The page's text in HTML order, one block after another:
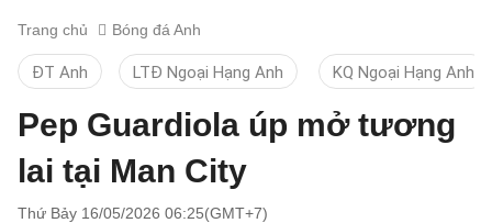
Trang chủ Bóng đá Anh
ĐT Anh LTĐ Ngoại Hạng Anh KQ Ngoại Hạng Anh
Pep Guardiola úp mở tương
lai tại Man City
Thứ Bảy 16/05/2026 06:25(GMT+7)